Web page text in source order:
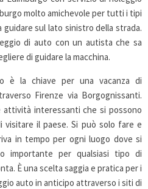
molto amichevole per tutti i tipi
sul lato sinistro della strada.
di auto con un autista che sa
di guidare la macchina.
è la chiave per una vacanza di
Firenze via Borgognissanti.
interessanti che si possono
il paese. Si può solo fare e
in tempo per ogni luogo dove si
importante per qualsiasi tipo di
È una scelta saggia e pratica per i
auto in anticipo attraverso i siti di